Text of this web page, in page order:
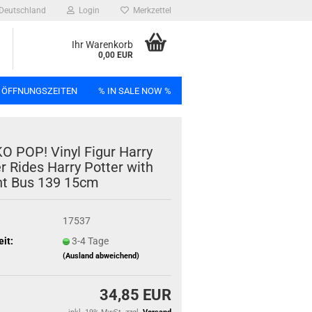
Deutschland Login Merkzettel
Ihr Warenkorb
0,00 EUR
% IN SALE NOW %
POP! Vinyl Figur Harry
Rides Harry Pot­ter with
Bus 139 15cm
17537
3-4 Tage
(Ausland abweichend)
34,85 EUR